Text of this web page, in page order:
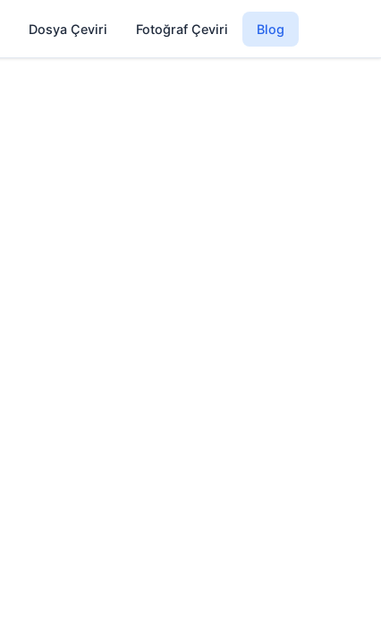
Dosya Çeviri Fotoğraf Çeviri Blog